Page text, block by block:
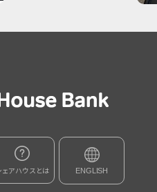
ェアハウスとは ENGLISH